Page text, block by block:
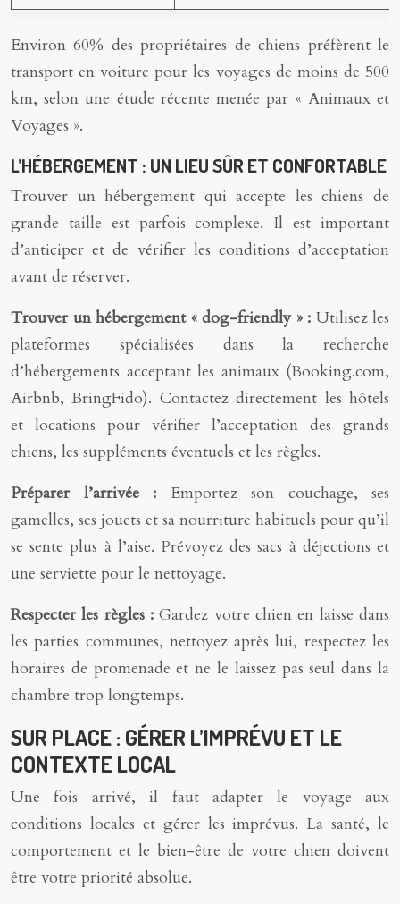
Environ 60% des propriétaires de chiens préfèrent le
transport en voiture pour les voyages de moins de 500
km, selon une étude récente menée par « Animaux et
Voyages ».
L’HÉBERGEMENT : UN LIEU SÛR ET CONFORTABLE
Trouver un hébergement qui accepte les chiens de
grande taille est parfois complexe. Il est important
d’anticiper et de vérifier les conditions d’acceptation
avant de réserver.
Trouver un hébergement « dog-friendly » : Utilisez les
plateformes spécialisées dans la recherche
d’hébergements acceptant les animaux (Booking.com,
Airbnb, BringFido). Contactez directement les hôtels
et locations pour vérifier l’acceptation des grands
chiens, les suppléments éventuels et les règles.
Préparer l’arrivée : Emportez son couchage, ses
gamelles, ses jouets et sa nourriture habituels pour qu’il
se sente plus à l’aise. Prévoyez des sacs à déjections et
une serviette pour le nettoyage.
Respecter les règles :Gardez votre chien en laisse dans
les parties communes, nettoyez après lui, respectez les
horaires de promenade et ne le laissez pas seul dans la
chambre trop longtemps.
SUR PLACE : GÉRER L’IMPRÉVU ET LE
CONTEXTE LOCAL
Une fois arrivé, il faut adapter le voyage aux
conditions locales et gérer les imprévus. La santé, le
comportement et le bien-être de votre chien doivent
être votre priorité absolue.